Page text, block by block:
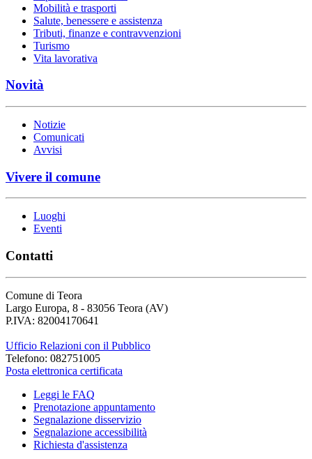
Mobilità e trasporti
Salute, benessere e assistenza
Tributi, finanze e contravvenzioni
Turismo
Vita lavorativa
Novità
Notizie
Comunicati
Avvisi
Vivere il comune
Luoghi
Eventi
Contatti
Comune di Teora
Largo Europa, 8 - 83056 Teora (AV)
P.IVA: 82004170641
Ufficio Relazioni con il Pubblico
Telefono: 082751005
Posta elettronica certificata
Leggi le FAQ
Prenotazione appuntamento
Segnalazione disservizio
Segnalazione accessibilità
Richiesta d'assistenza